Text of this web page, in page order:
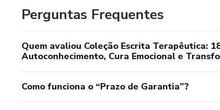
- desenvolver mais
- compreender melhor suas
- refletir sobre momentos
- fortalecer autoestima e
Perguntas Frequentes
Quem avaliou Coleção Escrita Terapêutica:
Autoconhecimento, Cura Emocional e
Como funciona o “Prazo de Garantia”?